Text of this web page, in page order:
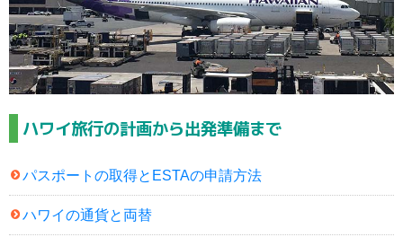
ハワイ旅行の計画から出発準備まで
パスポートの取得とESTAの申請方法
ハワイの通貨と両替